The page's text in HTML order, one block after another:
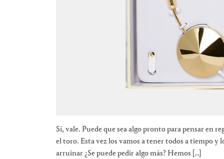
Sí, vale. Puede que sea algo pronto para pensar en
el toro. Esta vez los vamos a tener todos a tiempo y
arruinar ¿Se puede pedir algo más? Hemos […]